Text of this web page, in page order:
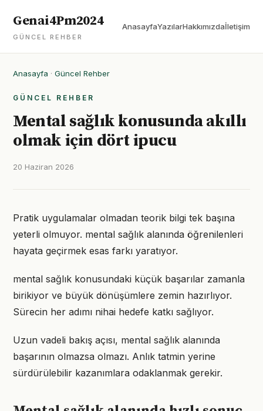
Genai4Pm2024
GÜNCEL REHBER
AnasayfaYazılarHakkımızdaİletişim
Anasayfa · Güncel Rehber
GÜNCEL REHBER
Mental sağlık konusunda akıllı
olmak için dört ipucu
20 Haziran 2026
Pratik uygulamalar olmadan teorik bilgi tek başına
yeterli olmuyor. mental sağlık alanında öğrenilenleri
hayata geçirmek esas farkı yaratıyor.
mental sağlık konusundaki küçük başarılar zamanla
birikiyor ve büyük dönüşümlere zemin hazırlıyor.
Sürecin her adımı nihai hedefe katkı sağlıyor.
Uzun vadeli bakış açısı, mental sağlık alanında
başarının olmazsa olmazı. Anlık tatmin yerine
sürdürülebilir kazanımlara odaklanmak gerekir.